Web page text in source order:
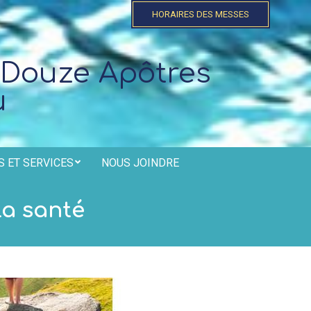
HORAIRES DES MESSES
Apôtres
ET SERVICES NOUS JOINDRE
santé